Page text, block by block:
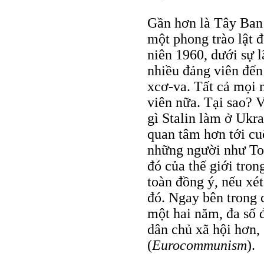
Gần hơn là Tây
một phong trào lật
niên 1960, dưới sự
nhiều đảng viên
xcơ-va. Tất cả mọi
viên nữa. Tại sao?
gì Stalin làm ở
quan tâm hơn tới
những người như
đó của thế giới
toàn đồng ý, nếu
đó. Ngay bên trong
một hai năm, đa số
dân chủ xã hội
(Eurocommunism).